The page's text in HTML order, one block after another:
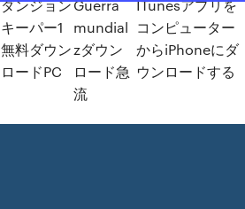
ダンジョン
キーパー1
無料ダウン
ロードPC
Guerra
mundial
zダウン
ロード急
流
ITunesアプリを
コンピューター
からiPhoneにダ
ウンロードする